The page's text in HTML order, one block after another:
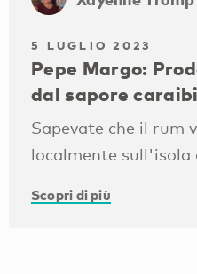
5 LUGLIO 2023
Pepe Margo:
dal sapore
Sapevate che il rum
localmente sull'isola
Scopri di più